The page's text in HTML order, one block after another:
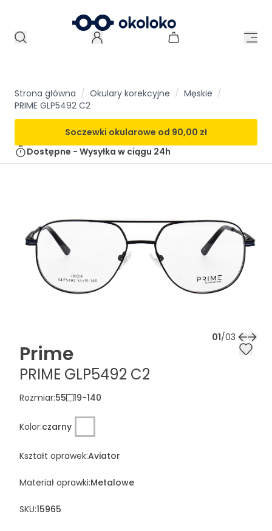
Strona główna / Okulary korekcyjne / Męskie /
PRIME GLP5492 C2
Soczewki okularowe od 90,00 zł
Dostępne - Wysyłka w ciągu 24h
01/03
Prime
PRIME GLP5492 C2
Rozmiar:55 19-140
Kolor:czarny
Kształt oprawek:Aviator
Materiał oprawki:Metalowe
SKU:15965